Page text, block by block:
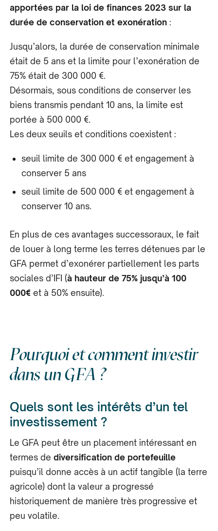
apportées par la loi de finances 2023 sur la
durée de conservation et exonération :
Jusqu’alors, la durée de conservation minimale
était de 5 ans et la limite pour l’exonération de
75% était de 300 000 €.
Désormais, sous conditions de conserver les
biens transmis pendant 10 ans, la limite est
portée à 500 000 €.
Les deux seuils et conditions coexistent :
seuil limite de 300 000 € et engagement à
conserver 5 ans
seuil limite de 500 000 € et engagement à
conserver 10 ans.
En plus de ces avantages successoraux, le fait
de louer à long terme les terres détenues par le
GFA permet d’exonérer partiellement les parts
sociales d’IFI (à hauteur de 75% jusqu’à 100
000€ et à 50% ensuite).
Pourquoi et comment investir
dans un GFA ?
Quels sont les intérêts d’un tel
investissement ?
Le GFA peut être un placement intéressant en
termes de diversification de portefeuille
puisqu’il donne accès à un actif tangible (la terre
agricole) dont la valeur a progressé
historiquement de manière très progressive et
peu volatile.